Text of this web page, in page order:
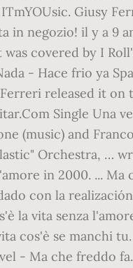
Giusy
in negozio! il y a 9
covered by I
- Hace frio ya
released it on
Single Una
(music) and
Orchestra, …
in 2000. ... Ma
con la
la vita senza
cos'è se manchi
- Ma che freddo